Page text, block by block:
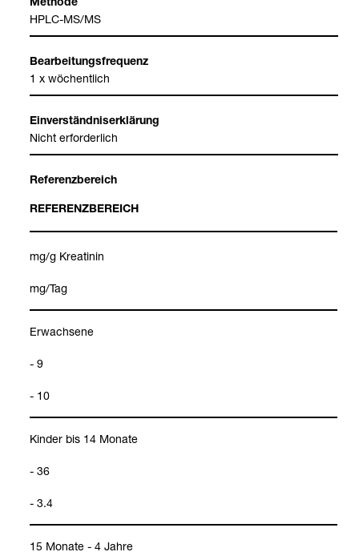
Methode
HPLC-​MS/MS
Bear­bei­tungs­fre­quenz
1 x wöchent­lich
Ein­ver­ständ­nis­er­klä­rung
Nicht erfor­der­lich
Refe­renz­be­reich
REFE­RENZ­BE­REICH
mg/g Krea­ti­nin
mg/Tag
Erwach­sene
- 9
- 10
Kin­der bis 14 Monate
- 36
- 3.4
15 Monate - 4 Jahre